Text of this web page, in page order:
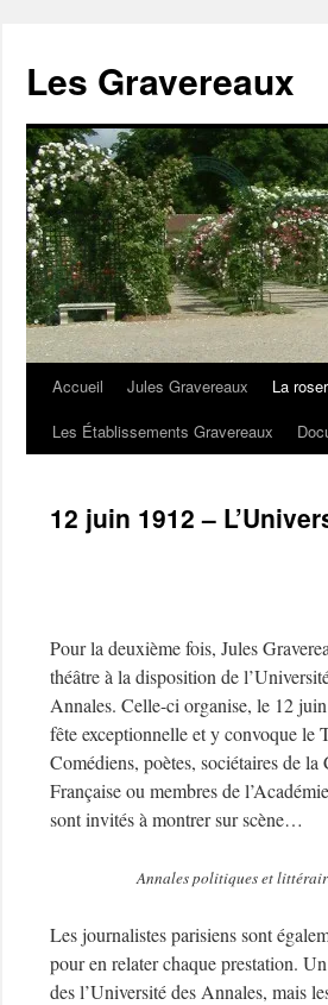
contenu
Les Gravereaux
Accueil Jules Gravereaux La
Les Établissements Gravereaux
12 juin 1912 –
Pour la deuxième fois, Jules
théâtre à la disposition de
Annales. Celle-ci organise, le 12
fête exceptionnelle et y convoque le
Comédiens, poètes, sociétaires de la
Française ou membres de
sont invités à montrer sur scène…
Annales politiques et
Les journalistes parisiens sont
pour en relater chaque prestation. Un
des l’Université des Annales, mais